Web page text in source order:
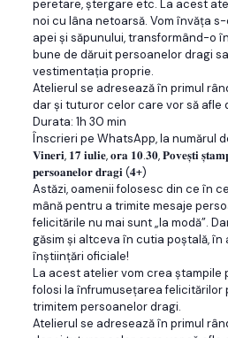
peretare, ștergare etc. La acest
noi cu lâna netoarsă. Vom învăța
apei și săpunului, transformând-o
bune de dăruit persoanelor dragi
vestimentația proprie.
Atelierul se adresează în primul
dar şi tuturor celor care vor să afle
Durata: 1h 30 min
Înscrieri pe WhatsApp, la numărul
𝐕𝐢𝐧𝐞𝐫𝐢, 𝟏𝟕 𝐢𝐮𝐥𝐢𝐞, 𝐨𝐫𝐚 𝟏𝟎.𝟑𝟎, 𝐏𝐨𝐯𝐞𝐬̦𝐭𝐢
𝐩𝐞𝐫𝐬𝐨𝐚𝐧𝐞𝐥𝐨𝐫 𝐝𝐫𝐚𝐠𝐢 (𝟒+)
Astăzi, oamenii folosesc din ce în
mână pentru a trimite mesaje
felicitările nu mai sunt „la modă”.
găsim și altceva în cutia poștală, în
înștiințări oficiale!
La acest atelier vom crea ștampile
folosi la înfrumusețarea felicitărilor
trimitem persoanelor dragi.
Atelierul se adresează în primul